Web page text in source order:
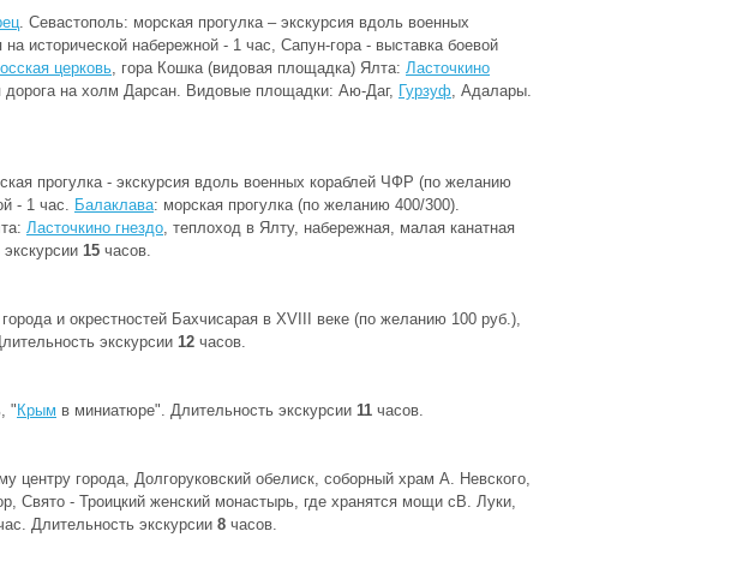
. Севастополь: морская прогулка – экскурсия вдоль военных
исторической набережной - 1 час, Сапун-гора - выставка боевой
церковь, гора Кошка (видовая площадка) Ялта: Ласточкино
дорога на холм Дарсан. Видовые площадки: Аю-Даг, Гурзуф, Адалары.
прогулка - экскурсия вдоль военных кораблей ЧФР (по желанию
- 1 час. Балаклава: морская прогулка (по желанию 400/300).
Ласточкино гнездо, теплоход в Ялту, набережная, малая канатная
15 часов.
и окрестностей Бахчисарая в XVIII веке (по желанию 100 руб.),
экскурсии 12 часов.
"Крым в миниатюре". Длительность экскурсии 11 часов.
центру города, Долгоруковский обелиск, соборный храм А. Невского,
Свято - Троицкий женский монастырь, где хранятся мощи сВ. Луки,
Длительность экскурсии 8 часов.